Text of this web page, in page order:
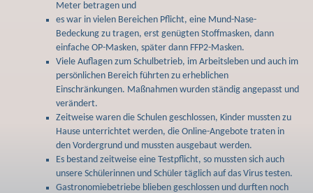
Meter betragen und
es war in vielen Bereichen Pflicht, eine Mund-Nase-
Bedeckung zu tragen, erst genügten Stoffmasken, dann
einfache OP-Masken, später dann FFP2-Masken.
Viele Auflagen zum Schulbetrieb, im Arbeitsleben und auch im
persönlichen Bereich führten zu erheblichen
Einschränkungen. Maßnahmen wurden ständig angepasst und
verändert.
Zeitweise waren die Schulen geschlossen, Kinder mussten zu
Hause unterrichtet werden, die Online-Angebote traten in
den Vordergrund und mussten ausgebaut werden.
Es bestand zeitweise eine Testpflicht, so mussten sich auch
unsere Schülerinnen und Schüler täglich auf das Virus testen.
Gastronomiebetriebe blieben geschlossen und durften noch